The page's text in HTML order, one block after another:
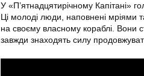
У «П’ятнадцятирічному Капітані»
Ці молоді люди, наповнені мріями
на своєму власному кораблі. Вони
завжди знаходять силу